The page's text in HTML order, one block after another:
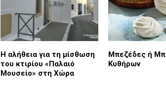
Η αλήθεια για τη μίσθωση
του κτιρίου «Παλαιό
Μουσείο» στη Χώρα
Μπεζέδες ή
Κυθήρων